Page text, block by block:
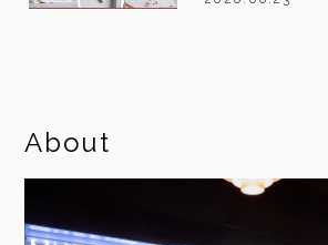
About